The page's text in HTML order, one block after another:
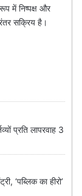
में निष्पक्ष और
सक्रिय है।
प्रति लापरवाह 3
‘पब्लिक का हीरो’